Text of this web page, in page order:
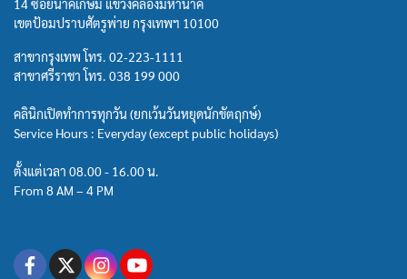
14 ซอยนาคเกษม แขวงคลองมหานาค
เขตป้อมปราบศัตรูพ่าย กรุงเทพฯ 10100
สาขากรุงเทพ โทร. 02-223-1111
สาขาศรีราชา โทร. 038 199 000
คลินิกเปิดทำการทุกวัน (ยกเว้นวันหยุดนักขัตฤกษ์)
Service Hours : Everyday (except public holidays)
ตั้งแต่เวลา 08.00 - 16.00 น.
From 8 AM – 4 PM